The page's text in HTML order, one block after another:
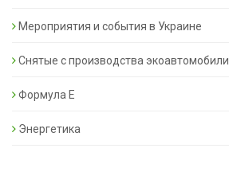
Мероприятия и события в Украине
Снятые с производства экоавтомобили
Формула Е
Энергетика